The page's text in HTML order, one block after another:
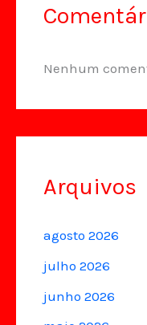
Nenhum
Arquivos
agosto 2026
julho 2026
junho 2026